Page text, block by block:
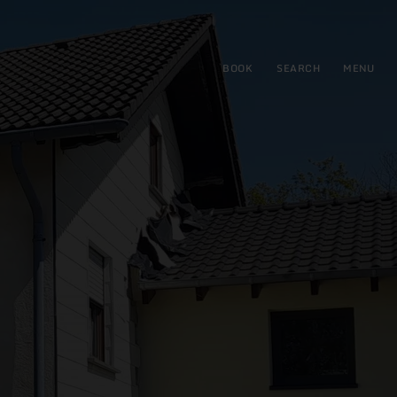
BOOK SEARCH MENU